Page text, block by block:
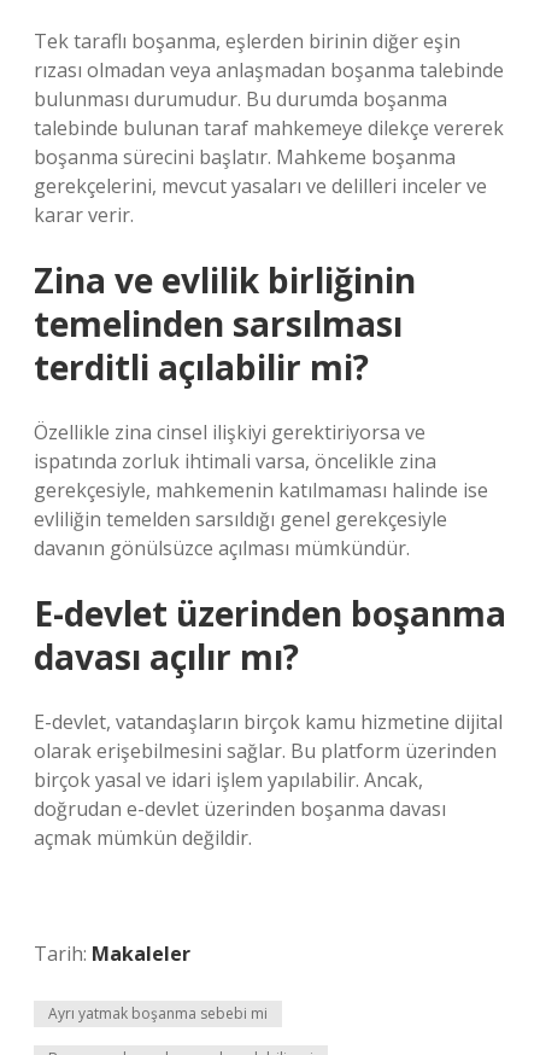
Tek taraflı boşanma, eşlerden birinin diğer eşin
rızası olmadan veya anlaşmadan boşanma talebinde
bulunması durumudur. Bu durumda boşanma
talebinde bulunan taraf mahkemeye dilekçe vererek
boşanma sürecini başlatır. Mahkeme boşanma
gerekçelerini, mevcut yasaları ve delilleri inceler ve
karar verir.
Zina ve evlilik birliğinin
temelinden sarsılması
terditli açılabilir mi?
Özellikle zina cinsel ilişkiyi gerektiriyorsa ve
ispatında zorluk ihtimali varsa, öncelikle zina
gerekçesiyle, mahkemenin katılmaması halinde ise
evliliğin temelden sarsıldığı genel gerekçesiyle
davanın gönülsüzce açılması mümkündür.
E-devlet üzerinden boşanma
davası açılır mı?
E-devlet, vatandaşların birçok kamu hizmetine dijital
olarak erişebilmesini sağlar. Bu platform üzerinden
birçok yasal ve idari işlem yapılabilir. Ancak,
doğrudan e-devlet üzerinden boşanma davası
açmak mümkün değildir.
Tarih: Makaleler
Ayrı yatmak boşanma sebebi mi